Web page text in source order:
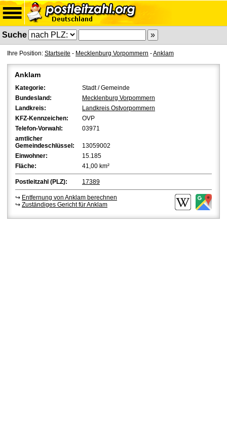
Suche
Ihre Position: Startseite - Mecklenburg Vorpommern -Anklam
Anklam
Kategorie:
Stadt / Gemeinde
Bundesland:
Mecklenburg Vorpommern
Landkreis:
Landkreis Ostvorpommern
KFZ-Kennzeichen:
OVP
Telefon-Vorwahl:
03971
amtlicher
Gemeindeschlüssel:
13059002
Einwohner:
15.185
Fläche:
41,00 km²
Postleitzahl (PLZ): 17389
↪ Entfernung von Anklam berechnen
↪ Zuständiges Gericht für Anklam